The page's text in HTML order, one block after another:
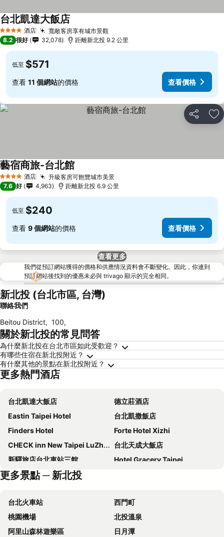
4 星級 酒店 寬敞客房享有城市景觀
台北凱達大飯店
8.2 很好 32,078 距離新北投 9.2 公里
低至 $571
查看 11 個網站的價格 查看價格
分享 放
4 星級 酒店 升級客房可飽覽城市美景
藝宿商旅-台北館
7.6 好 4,963 距離新北投 6.9 公里
低至 $240
查看 9 個網站的價格 查看價格
查看更多
我們從預訂網站獲得的價格和供應情況資料會不斷變化。因此，你連到
預訂網站後找到的優惠未必與 trivago 顯示的完全相同。
新北投 (台北市區, 台灣)
聯絡我們
Beitou District, 100,
關於新北投的常見問答
為什麼新北投在台北市區如此受歡迎？
有哪些住宿在新北投附近？
有什麼其他的景點在新北投附近？
更多熱門酒店
台北凱達大飯店
德立莊酒店
Eastin Taipei Hotel
台北凱撒飯店
Finders Hotel
Forte Hotel Xizhi
CHECK inn New Taipei LuZhou
台北天成大飯店
新驛旅店台北車站三館
Hotel Gracery Taipei
台北西門町意舍
Hotel Cham Cham Taipei
路徒行旅
瓏山林台北中和飯店
和苑三井花園飯店 台北忠孝
The Grand Hotel
Mayer Inn
更多景點 ─ 新北投
台北火車站
西門町
桃園機場
北投溫泉
阿里山森林遊樂區
日月潭